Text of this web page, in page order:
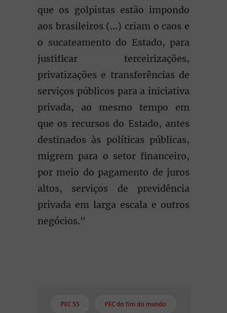
que os golpistas estão impondo
aos brasileiros (...) criam o caos e
o sucateamento do Estado, para
justificar terceirizações,
privatizações e transferências de
serviços públicos para a iniciativa
privada, ao mesmo tempo em
que os recursos do Estado, antes
destinados às políticas públicas,
migrem para o setor financeiro,
por meio do pagamento de juros
altos, serviços de previdência
privada em larga escala e outros
negócios."
PEC 55 PEC do fim do mundo